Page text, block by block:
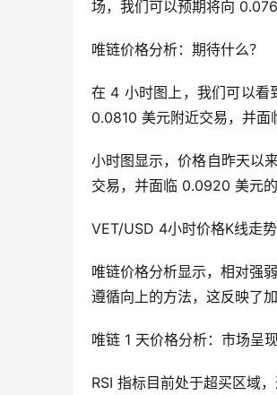
场，我们可以预期将向
唯链价格分析：期待什么？
在 4 小时图上，我们可以看
0.0810 美元附近交易，并面
小时图显示，价格自昨天以
交易，并面临 0.0920 美元
VET/USD 4小时价格K线走
唯链价格分析显示，相对强
遵循向上的方法，这反映了
唯链 1 天价格分析：市场呈
RSI 指标目前处于超买区域